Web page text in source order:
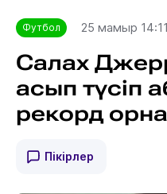
Футбол 25 мамыр 14:11
Салах
асып түсіп
рекорд
Пікірлер